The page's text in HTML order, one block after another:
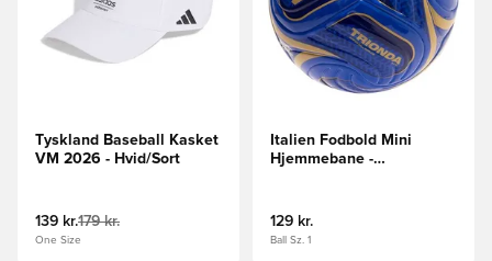
Tyskland Baseball Kasket
VM 2026 - Hvid/Sort
139 kr.179 kr.
One Size
Italien Fodbold Mini
Hjemmebane -
129 kr.
Ball Sz. 1